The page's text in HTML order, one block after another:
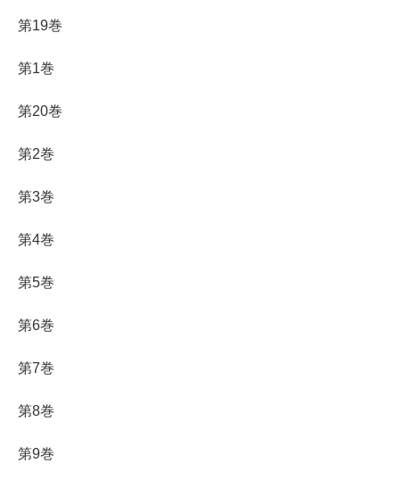
第19巻
第1巻
第20巻
第2巻
第3巻
第4巻
第5巻
第6巻
第7巻
第8巻
第9巻